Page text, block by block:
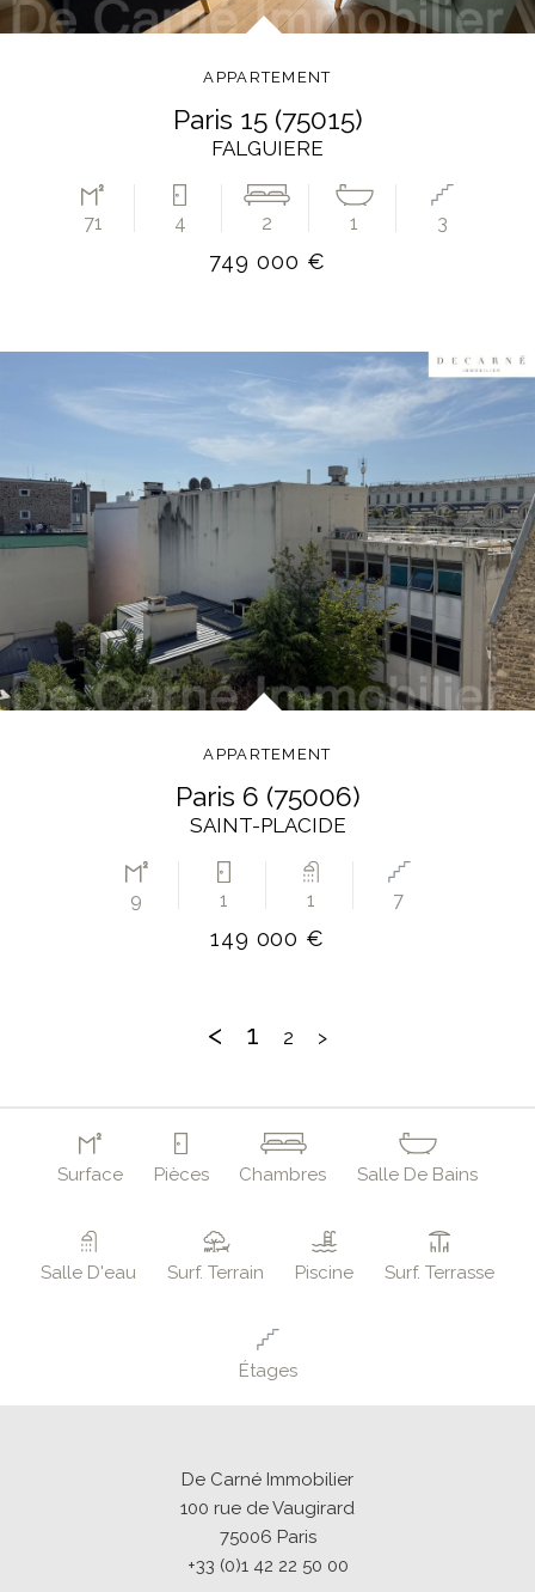
APPARTEMENT
paris 15 (75015)
FALGUIERE
71 4 2 1 3
749 000 €
APPARTEMENT
paris 6 (75006)
SAINT-PLACIDE
9 1 1 7
149 000 €
< 1 2 >
Surface Pièces Chambres Salle De Bains
Salle D'eau Surf. Terrain Piscine Surf. Terrasse
Étages
De Carné Immobilier
100 rue de Vaugirard
75006 Paris
+33 (0)1 42 22 50 00